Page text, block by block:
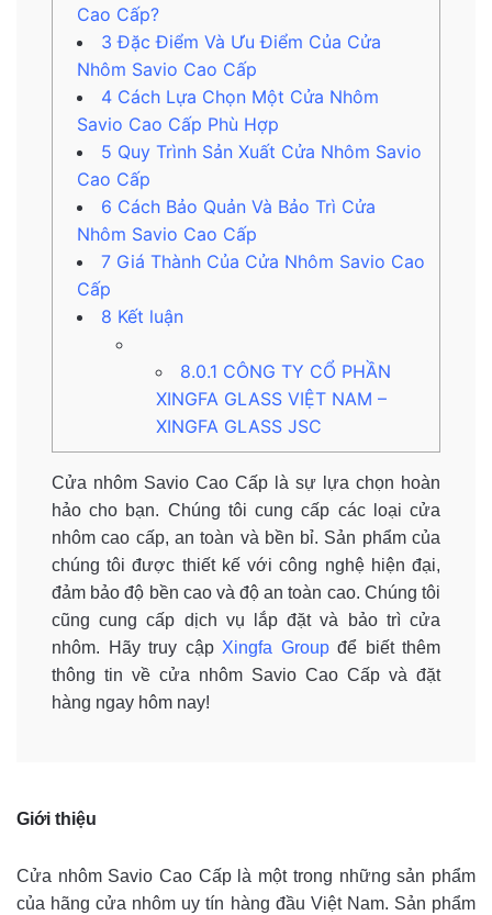
Cao Cấp?
3 Đặc Điểm Và Ưu Điểm Của Cửa
Nhôm Savio Cao Cấp
4 Cách Lựa Chọn Một Cửa Nhôm
Savio Cao Cấp Phù Hợp
5 Quy Trình Sản Xuất Cửa Nhôm Savio
Cao Cấp
6 Cách Bảo Quản Và Bảo Trì Cửa
Nhôm Savio Cao Cấp
7 Giá Thành Của Cửa Nhôm Savio Cao
Cấp
8 Kết luận
8.0.1 CÔNG TY CỔ PHẦN
XINGFA GLASS VIỆT NAM –
XINGFA GLASS JSC
Cửa nhôm Savio Cao Cấp là sự lựa chọn hoàn
hảo cho bạn. Chúng tôi cung cấp các loại cửa
nhôm cao cấp, an toàn và bền bỉ. Sản phẩm của
chúng tôi được thiết kế với công nghệ hiện đại,
đảm bảo độ bền cao và độ an toàn cao. Chúng tôi
cũng cung cấp dịch vụ lắp đặt và bảo trì cửa
nhôm. Hãy truy cập Xingfa Groupđể biết thêm
thông tin về cửa nhôm Savio Cao Cấp và đặt
hàng ngay hôm nay!
Giới thiệu
Cửa nhôm Savio Cao Cấp là một trong những sản phẩm
của hãng cửa nhôm uy tín hàng đầu Việt Nam. Sản phẩm